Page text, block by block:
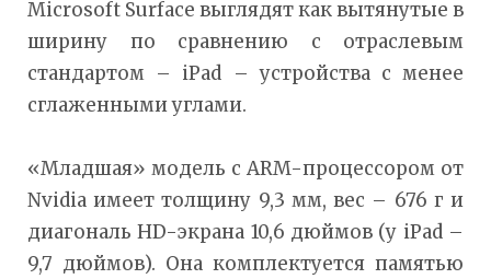
Microsoft Surface выглядят как вытянутые в
ширину по сравнению с отраслевым
стандартом – iPad – устройства с менее
сглаженными углами.
«Младшая» модель с ARM-процессором от
Nvidia имеет толщину 9,3 мм, вес – 676 г и
диагональ HD-экрана 10,6 дюймов (у iPad –
9,7 дюймов). Она комплектуется памятью